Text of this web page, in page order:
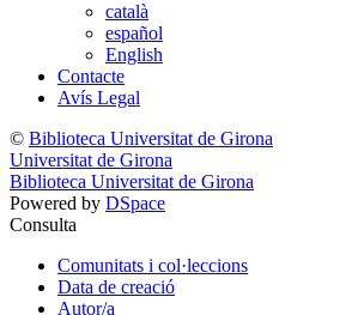
català
español
English
Contacte
Avís Legal
© Biblioteca Universitat de Girona
Universitat de Girona
Biblioteca Universitat de Girona
Powered by DSpace
Consulta
Comunitats i col·leccions
Data de creació
Autor/a